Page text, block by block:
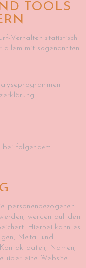
TOOLS
Verhalten statistisch
allem mit sogenannten
bei folgendem
personenbezogenen
werden auf den
Hierbei kann es
Meta- und
Namen,
über eine Website